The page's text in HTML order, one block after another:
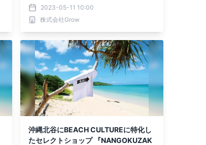
フィン「Boost Fin」の体験会を宮崎・
青島海岸で開催中！
2023-05-11 10:00
株式会社Grow
沖縄北谷にBEACH CULTUREに特化し
たセレクトショップ 『NANGOKUZAK